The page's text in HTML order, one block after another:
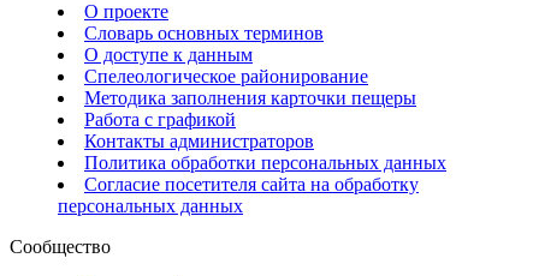
О проекте
Словарь основных терминов
О доступе к данным
Спелеологическое районирование
Методика заполнения карточки пещеры
Работа с графикой
Контакты администраторов
Политика обработки персональных данных
Согласие посетителя сайта на обработку
персональных данных
Сообщество